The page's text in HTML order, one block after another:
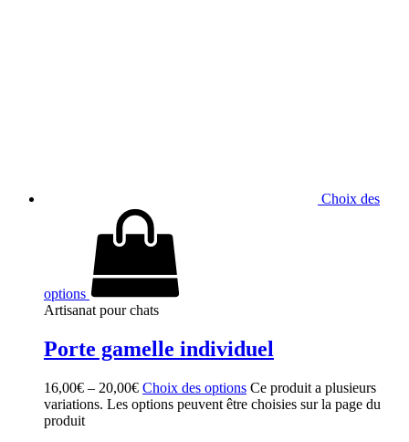
Choix des
options
Artisanat pour chats
Porte gamelle individuel
16,00€ – 20,00€ Choix des options Ce produit a plusieurs
variations. Les options peuvent être choisies sur la page du
produit